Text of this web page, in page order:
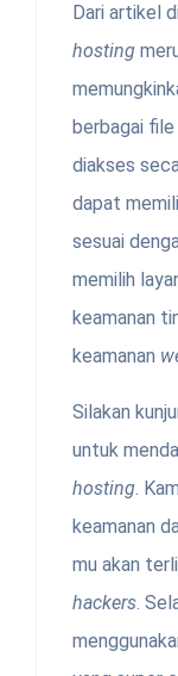
Dari artikel
hosting
berbagai
diakses
dapat
sesuai
memilih
keamanan
keamanan
Silakan
untuk
hosting.
keamanan
mu akan
hackers.